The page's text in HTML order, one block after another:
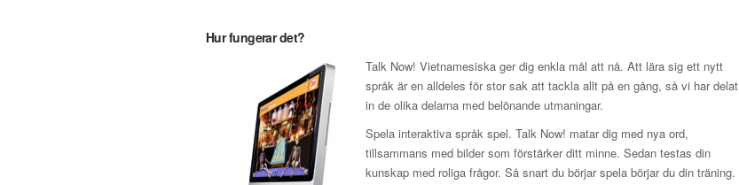
Hur fungerar det?
Talk Now! Vietnamesiska ger dig enkla mål att nå. Att lära sig ett nytt
språk är en alldeles för stor sak att tackla allt på en gång, så vi har delat
in de olika delarna med belönande utmaningar.
Spela interaktiva språk spel. Talk Now! matar dig med nya ord,
tillsammans med bilder som förstärker ditt minne. Sedan testas din
kunskap med roliga frågor. Så snart du börjar spela börjar du din träning.